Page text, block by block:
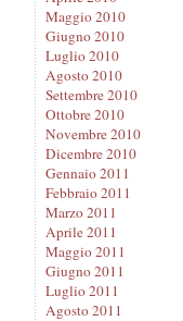
Maggio 2010
Giugno 2010
Luglio 2010
Agosto 2010
Settembre 2010
Ottobre 2010
Novembre 2010
Dicembre 2010
Gennaio 2011
Febbraio 2011
Marzo 2011
Aprile 2011
Maggio 2011
Giugno 2011
Luglio 2011
Agosto 2011